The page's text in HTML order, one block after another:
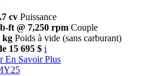
cv Puissance
ft @ 7,250 rpm Couple
kg Poids à vide (sans carburant)
15 695 $ i
En Savoir Plus